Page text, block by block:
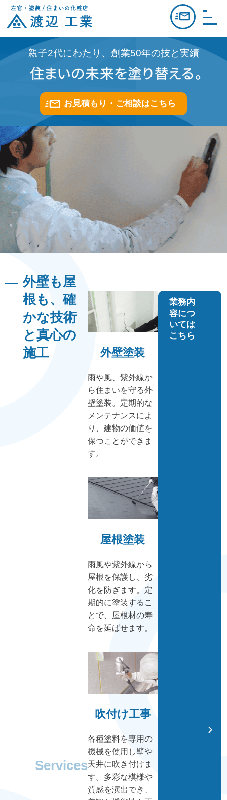
お見積
親子2代にわたり、創業50年の技と実績
お見積もり・ご相談はこちら
外壁も屋
根も、確
かな技術
と真心の
施工
Services
外壁塗装
雨や風、紫外線か
ら住まいを守る外
壁塗装。定期的な
メンテナンスによ
り、建物の価値を
保つことができま
す。
屋根塗装
雨風や紫外線から
屋根を保護し、劣
化を防ぎます。定
期的に塗装するこ
とで、屋根材の寿
命を延ばせます。
吹付け工事
各種塗料を専用の
機械を使用し壁や
天井に吹き付けま
す。多彩な模様や
質感を演出でき、
業務内
容につ
いては
こちら